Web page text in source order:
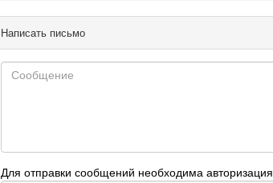
Написать письмо
Для отправки сообщений необходима авторизация.